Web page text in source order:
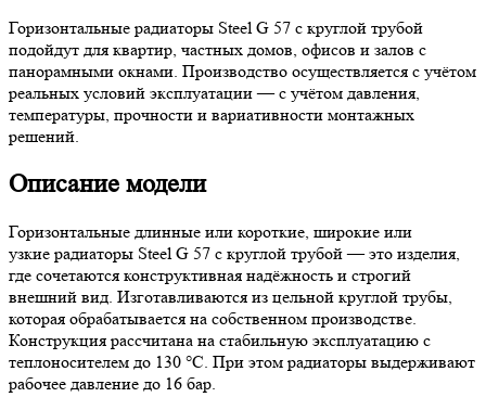
Горизонтальные радиаторы Steel G 57 с круглой трубой
подойдут для квартир, частных домов, офисов и залов с
панорамными окнами. Производство осуществляется с учётом
реальных условий эксплуатации — с учётом давления,
температуры, прочности и вариативности монтажных
решений.
Описание модели
Горизонтальные длинные или короткие, широкие или
узкие радиаторы Steel G 57 с круглой трубой — это изделия,
где сочетаются конструктивная надёжность и строгий
внешний вид. Изготавливаются из цельной круглой трубы,
которая обрабатывается на собственном производстве.
Конструкция рассчитана на стабильную эксплуатацию с
теплоносителем до 130 °C. При этом радиаторы выдерживают
рабочее давление до 16 бар.